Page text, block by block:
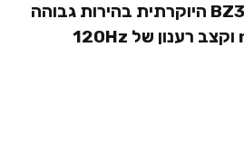
לסדרת מסכי ה BZ35J היוקרתית בהירות גבוהה
של 560-570 nits וקצב רענון של 120Hz